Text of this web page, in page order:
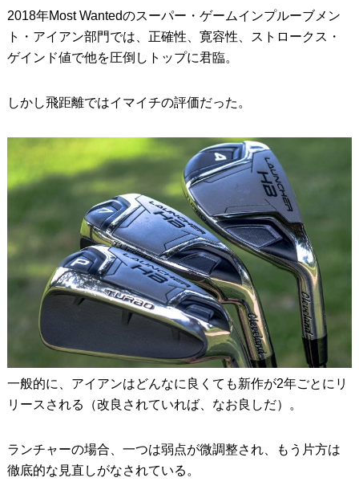
2018年Most Wantedのスーパー・ゲームインプルーブメン
ト・アイアン部門では、正確性、寛容性、ストロークス・
ゲインド値で他を圧倒しトップに君臨。
しかし飛距離ではイマイチの評価だった。
一般的に、アイアンはどんなに良くても新作が2年ごとにリ
リースされる（改良されていれば、なお良しだ）。
ランチャーの場合、一つは弱点が微調整され、もう片方は
徹底的な見直しがなされている。